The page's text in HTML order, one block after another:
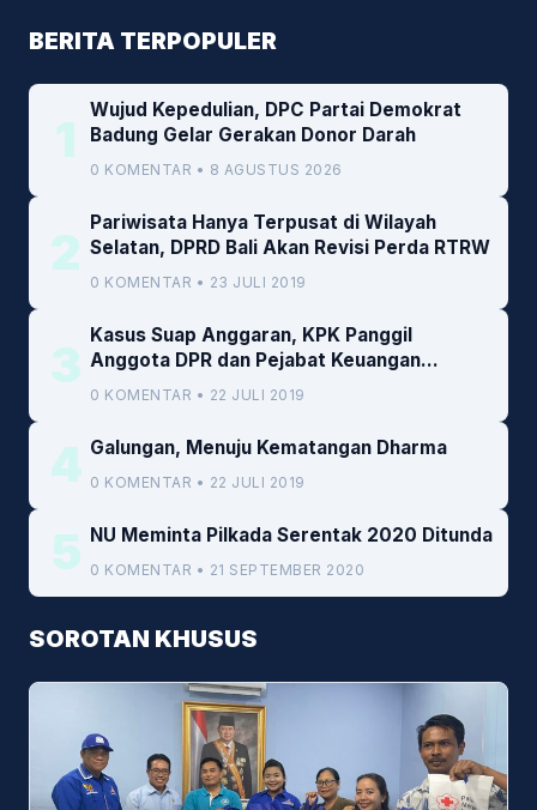
BERITA TERPOPULER
1
Wujud Kepedulian, DPC Partai Demokrat
Badung Gelar Gerakan Donor Darah
0 KOMENTAR • 8 AGUSTUS 2026
2
Pariwisata Hanya Terpusat di Wilayah
Selatan, DPRD Bali Akan Revisi Perda RTRW
0 KOMENTAR • 23 JULI 2019
3
Kasus Suap Anggaran, KPK Panggil
Anggota DPR dan Pejabat Keuangan
Kemenkeu
0 KOMENTAR • 22 JULI 2019
4 Galungan, Menuju Kematangan Dharma
0 KOMENTAR • 22 JULI 2019
5 NU Meminta Pilkada Serentak 2020 Ditunda
0 KOMENTAR • 21 SEPTEMBER 2020
SOROTAN KHUSUS